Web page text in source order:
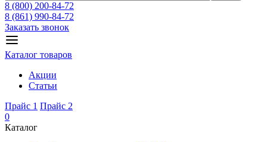
8 (800) 200-84-72
8 (861) 990-84-72
Заказать звонок
Каталог товаров
Акции
Статьи
Прайс 1 Прайс 2
0
Каталог